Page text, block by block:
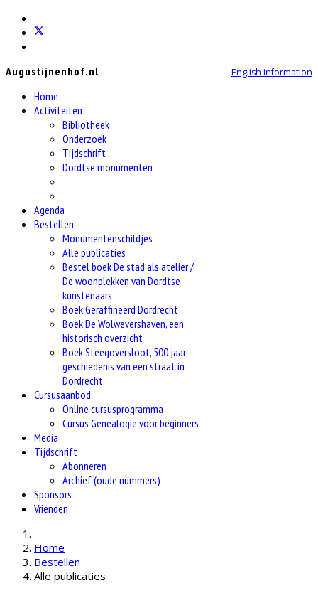
English information
Augustijnenhof.nl
Home
Activiteiten
Bibliotheek
Onderzoek
Tijdschrift
Dordtse monumenten
Agenda
Bestellen
Monumentenschildjes
Alle publicaties
Bestel boek De stad als atelier /
De woonplekken van Dordtse
kunstenaars
Boek Geraffineerd Dordrecht
Boek De Wolwevershaven, een
historisch overzicht
Boek Steegoversloot, 500 jaar
geschiedenis van een straat in
Dordrecht
Cursusaanbod
Online cursusprogramma
Cursus Genealogie voor beginners
Media
Tijdschrift
Abonneren
Archief (oude nummers)
Sponsors
Vrienden
Home
Bestellen
Alle publicaties